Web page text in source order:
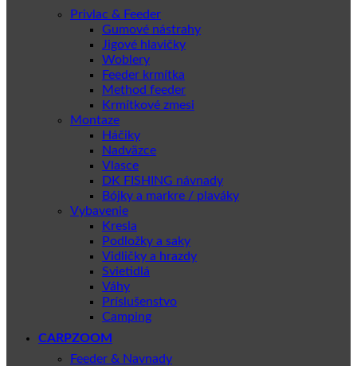
Privlac & Feeder
Gumové nástrahy
Jigové hlavičky
Woblery
Feeder krmítka
Method feeder
Krmítkové zmesi
Montaze
Háčiky
Nadväzce
Vlasce
DK FISHING návnady
Bójky a markre / plaváky
Vybavenie
Kresla
Podložky a saky
Vidličky a hrazdy
Svietidlá
Váhy
Príslušenstvo
Camping
CARPZOOM
Feeder & Navnady